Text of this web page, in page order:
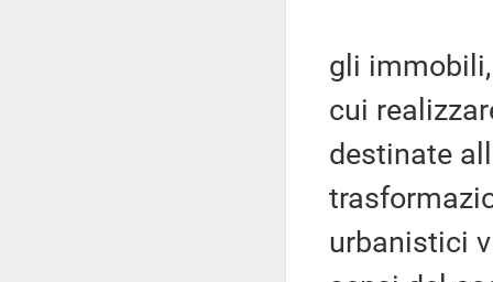
gli
cui
destinate
urbanistici